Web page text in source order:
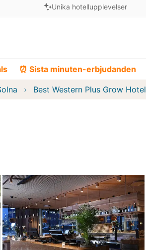
Unika hotellupplevelser
⏰ Sista minuten-erbjudanden
Best Western Plus Grow Hotel